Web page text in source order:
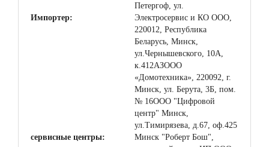
Петергоф, ул.
Импортер:
Электросервис и КО ООО,
220012, Республика
Беларусь, Минск,
ул.Чернышевского, 10А,
к.412АЗООО
«Домотехника», 220092, г.
Минск, ул. Берута, 3Б, пом.
№ 16ООО "Цифровой
центр" Минск,
ул.Тимирязева, д.67, оф.425
сервисные центры:
Минск "Роберт Бош",